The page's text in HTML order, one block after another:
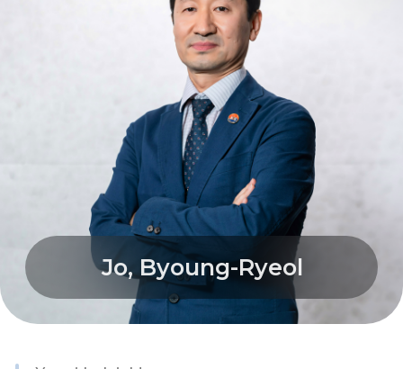
shuning uchun biz barcha oʻquv
dasturlarida bitiruvchilarimizga
integratsiyalashgan muhitda kelajakda
global iqtisodiyot va siyosatda
raqobatbardosh hamda yetakchi boʻlishga
yordam beradigan ilgʻor oʻquv vositalari va
resurslarini ham taqdim etamiz. Bizning oliy
maqsadimiz – talabalar uchun universitet
hayoti imkon qadar foydali boʻlishini
ta’minlash va Hwashin Korea Universitetida
har bir talaba shaxsiy oʻsish va
muvaffaqiyatga erishishda yordam
berishdan iboratdir.
Hurmat bilan, Jo Byong Ryeol
Hwashin Korea Universiteti rektori